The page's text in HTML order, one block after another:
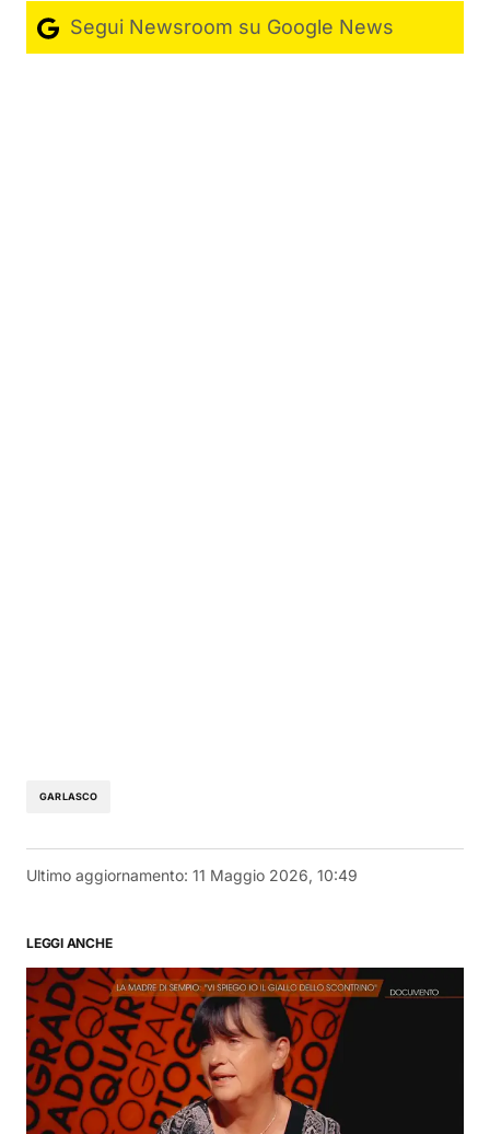
Segui Newsroom su Google News
GARLASCO
Ultimo aggiornamento: 11 Maggio 2026, 10:49
LEGGI ANCHE